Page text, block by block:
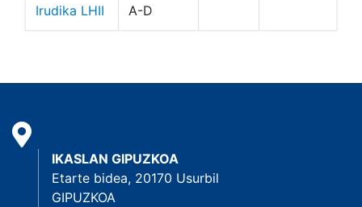
Irudika LHII
A-D
IKASLAN GIPUZKOA
Etarte bidea, 20170 Usurbil
GIPUZKOA